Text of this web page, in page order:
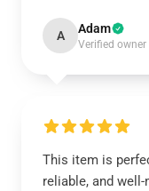
A Adam
Verified owner
This item is
reliable, and well-